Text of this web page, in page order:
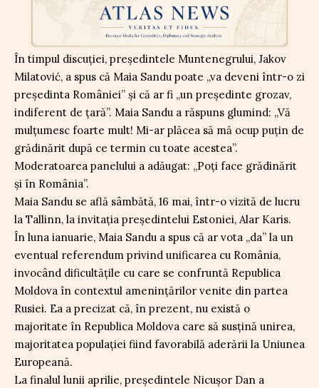
În timpul discuției, președintele Muntenegrului, Jakov
Milatović, a spus că Maia Sandu poate „va deveni într-o zi
președinta României” și că ar fi „un președinte grozav,
indiferent de țară”. Maia Sandu a răspuns glumind: „Vă
mulțumesc foarte mult! Mi-ar plăcea să mă ocup puțin de
grădinărit după ce termin cu toate acestea”.
Moderatoarea panelului a adăugat: „Poți face grădinărit
și în România”.
Maia Sandu se află sâmbătă, 16 mai, într-o vizită de lucru
la Tallinn, la invitația președintelui Estoniei, Alar Karis.
În luna ianuarie, Maia Sandu a spus că ar vota „da” la un
eventual referendum privind unificarea cu România,
invocând dificultățile cu care se confruntă Republica
Moldova în contextul amenințărilor venite din partea
Rusiei. Ea a precizat că, în prezent, nu există o
majoritate în Republica Moldova care să susțină unirea,
majoritatea populației fiind favorabilă aderării la Uniunea
Europeană.
La finalul lunii aprilie, președintele Nicușor Dan a